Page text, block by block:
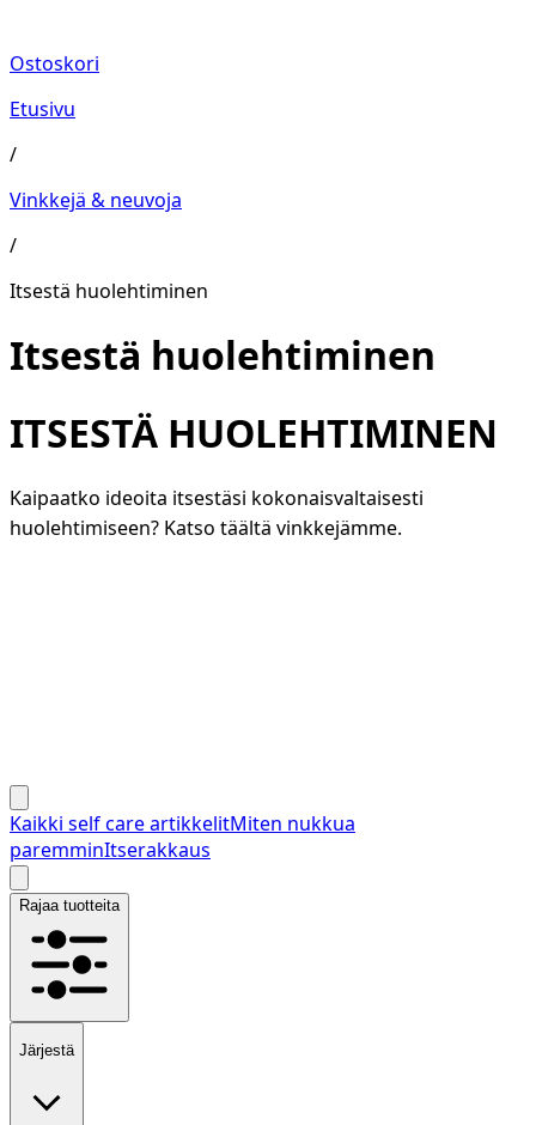
Ostoskori
Etusivu
/
Vinkkejä & neuvoja
/
Itsestä huolehtiminen
Itsestä huolehtiminen
ITSESTÄ HUOLEHTIMINEN
Kaipaatko ideoita itsestäsi kokonaisvaltaisesti
huolehtimiseen? Katso täältä vinkkejämme.
Kaikki self care artikkelitMiten nukkua
paremminItserakkaus
Rajaa tuotteita
Järjestä